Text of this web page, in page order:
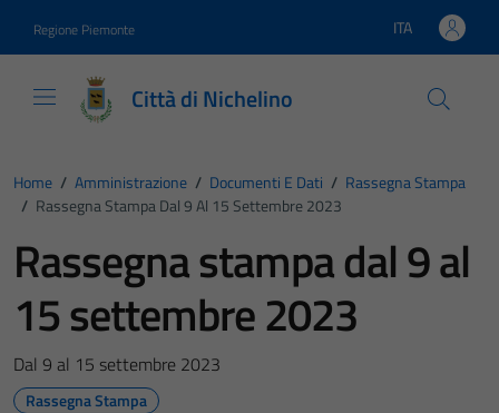
Regione Piemonte Lingua attiva:
ITA
Città di Nichelino
Home / Amministrazione / Documenti E Dati / Rassegna Stampa
/ Rassegna Stampa Dal 9 Al 15 Settembre 2023
Rassegna stampa dal 9 al
15 settembre 2023
Dal 9 al 15 settembre 2023
Rassegna Stampa